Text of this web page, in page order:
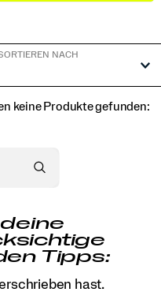
NACH
keine Produkte gefunden:
Tipps:
hast.